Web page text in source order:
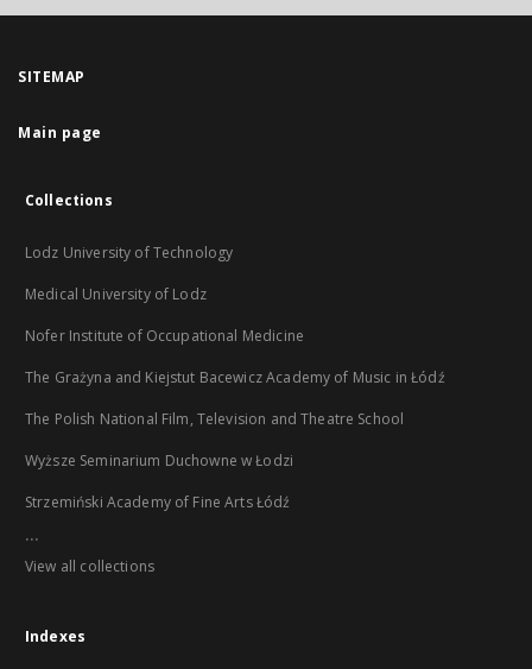
SITEMAP
Main page
Collections
Lodz University of Technology
Medical University of Lodz
Nofer Institute of Occupational Medicine
The Grażyna and Kiejstut Bacewicz Academy of Music in Łódź
The Polish National Film, Television and Theatre School
Wyższe Seminarium Duchowne w Łodzi
Strzemiński Academy of Fine Arts Łódź
...
View all collections
Indexes